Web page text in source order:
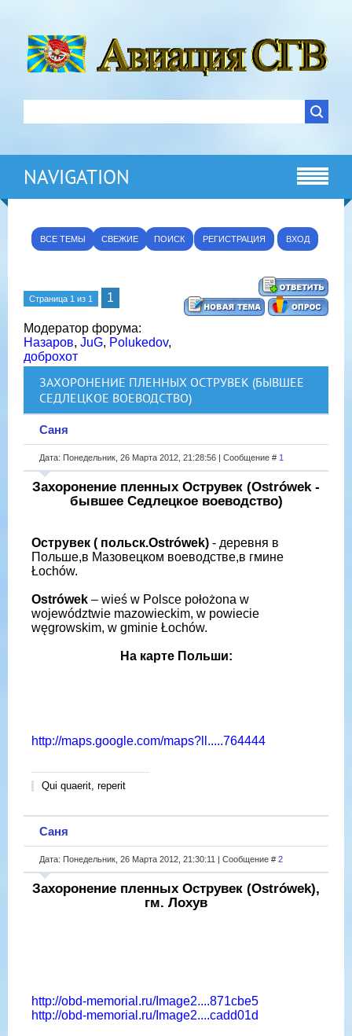
NAVIGATION
ВСЕ ТЕМЫ СВЕЖИЕ ПОИСК РЕГИСТРАЦИЯ ВХОД
Страница 1 из 1 1
Модератор форума:
Назаров, JuG, Polukedov,
доброхот
ЗАХОРОНЕНИЕ ПЛЕННЫХ ОСТРУВЕК (БЫВШЕЕ
СЕДЛЕЦКОЕ ВОЕВОДСТВО)
Саня
Дата: Понедельник, 26 Марта 2012, 21:28:56 | Сообщение # 1
Захоронение пленных Острувек (Ostrówek -
бывшее Седлецкое воеводство)
Острувек ( польск.Ostrówek) - деревня в
Польше,в Мазовецком воеводстве,в гмине
Łochów.
Ostrówek – wieś w Polsce położona w
województwie mazowieckim, w powiecie
węgrowskim, w gminie Łochów.
На карте Польши:
http://maps.google.com/maps?ll.....764444
Qui quaerit, reperit
Саня
Дата: Понедельник, 26 Марта 2012, 21:30:11 | Сообщение # 2
Захоронение пленных Острувек (Ostrówek),
гм. Лохув
http://obd-memorial.ru/Image2....871cbe5
http://obd-memorial.ru/Image2....cadd01d